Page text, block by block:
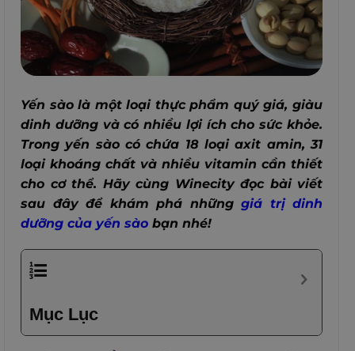
Yến sào là một loại thực phẩm quý giá, giàu
dinh dưỡng và có nhiều lợi ích cho sức khỏe.
Trong yến sào có chứa 18 loại axit amin, 31
loại khoáng chất và nhiều vitamin cần thiết
cho cơ thể. Hãy cùng Winecity đọc bài viết
sau đây để khám phá những giá trị dinh
dưỡng của yến sào bạn nhé!
Mục Lục